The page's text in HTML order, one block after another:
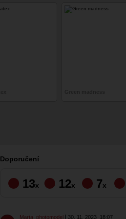
Doporučení
13x 12x 7x
Marta_photomodel 30. 11. 2023 18:07